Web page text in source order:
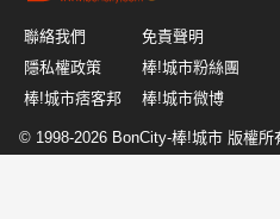
聯絡我們
免責聲明
隱私權政策
棒!城市粉絲團
棒!城市痞客邦
棒!城市微博
© 1998-2026 BonCity-棒!城市 版權